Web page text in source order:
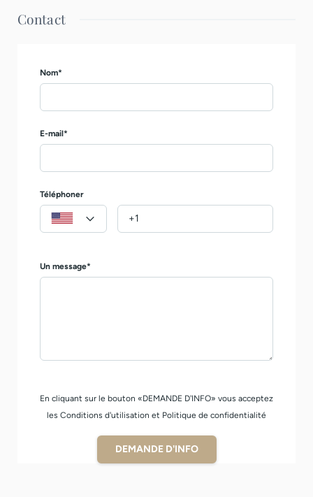
Contact
Nom*
E-mail*
Téléphoner
Un message*
En cliquant sur le bouton «DEMANDE D'INFO» vous acceptez
les Conditions d'utilisation et Politique de confidentialité
DEMANDE D'INFO